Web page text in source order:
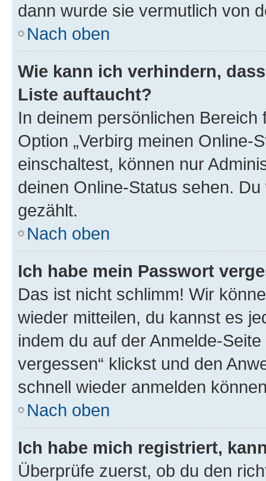
dann wurde sie vermutlich von
Nach oben
Wie kann ich verhindern,
Liste auftaucht?
In deinem persönlichen
Option „Verbirg meinen Online-
einschaltest, können nur
deinen Online-Status sehen.
gezählt.
Nach oben
Ich habe mein Passwort
Das ist nicht schlimm! Wir
wieder mitteilen, du kannst es
indem du auf der Anmelde-
vergessen“ klickst und den
schnell wieder anmelden
Nach oben
Ich habe mich registriert,
Überprüfe zuerst, ob du den